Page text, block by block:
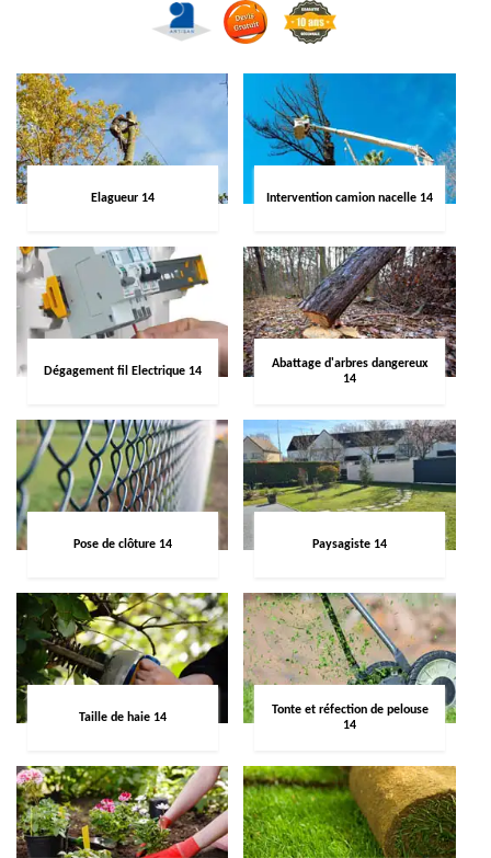
Elagueur 14 Intervention camion nacelle 14
Dégagement fil Electrique 14
Abattage d'arbres dangereux
14
Pose de clôture 14 Paysagiste 14
Taille de haie 14
Tonte et réfection de pelouse
14